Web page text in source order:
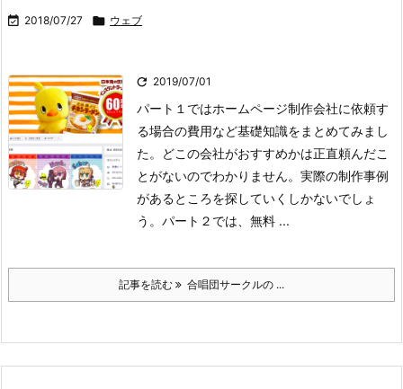
 2018/07/27  ウェブ
 2019/07/01
パート１ではホームページ制作会社に依頼す
る場合の費用など基礎知識をまとめてみまし
た。どこの会社がおすすめかは正直頼んだこ
とがないのでわかりません。実際の制作事例
があるところを探していくしかないでしょ
う。 パート２では、無料 ...
記事を読む 合唱団サークルの ...